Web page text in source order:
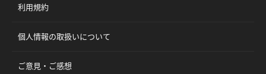
利用規約
個人情報の取扱いについて
ご意見・ご感想